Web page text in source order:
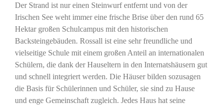
Der Strand ist nur einen Steinwurf entfernt und von der
Irischen See weht immer eine frische Brise über den rund 65
Hektar großen Schulcampus mit den historischen
Backsteingebäuden. Rossall ist eine sehr freundliche und
vielseitige Schule mit einem großen Anteil an internationalen
Schülern, die dank der Hauseltern in den Internatshäusern gut
und schnell integriert werden. Die Häuser bilden sozusagen
die Basis für Schülerinnen und Schüler, sie sind zu Hause
und enge Gemeinschaft zugleich. Jedes Haus hat seine